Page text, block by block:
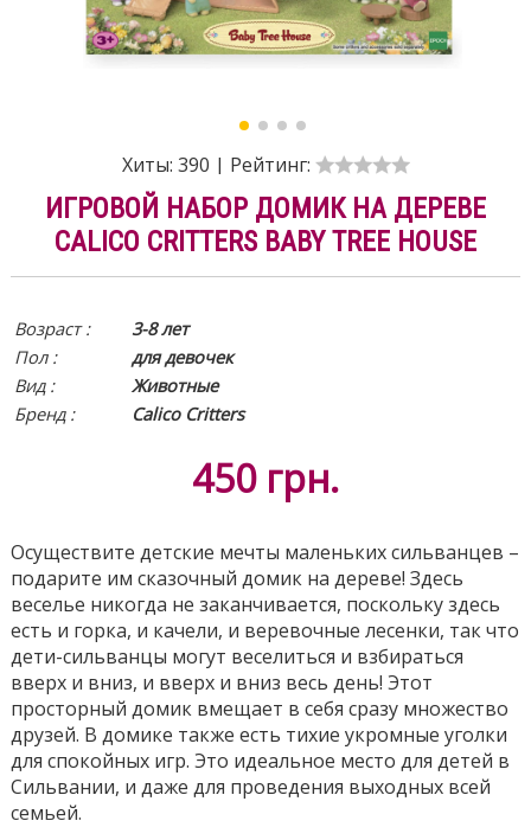
Хиты: 390 | Рейтинг:
ИГРОВОЙ НАБОР ДОМИК НА ДЕРЕВЕ
CALICO CRITTERS BABY TREE HOUSE
Возраст :
3-8 лет
Пол :
для девочек
Вид :
Животные
Бренд :
Calico Critters
450 грн.
Осуществите детские мечты маленьких сильванцев –
подарите им сказочный домик на дереве! Здесь
веселье никогда не заканчивается, поскольку здесь
есть и горка, и качели, и веревочные лесенки, так что
дети-сильванцы могут веселиться и взбираться
вверх и вниз, и вверх и вниз весь день! Этот
просторный домик вмещает в себя сразу множество
друзей. В домике также есть тихие укромные уголки
для спокойных игр. Это идеальное место для детей в
Сильвании, и даже для проведения выходных всей
семьей.